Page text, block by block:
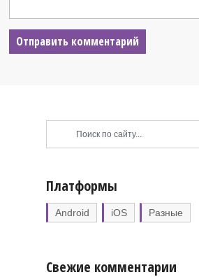
Платформы
Android iOS Разные
Свежие комментарии